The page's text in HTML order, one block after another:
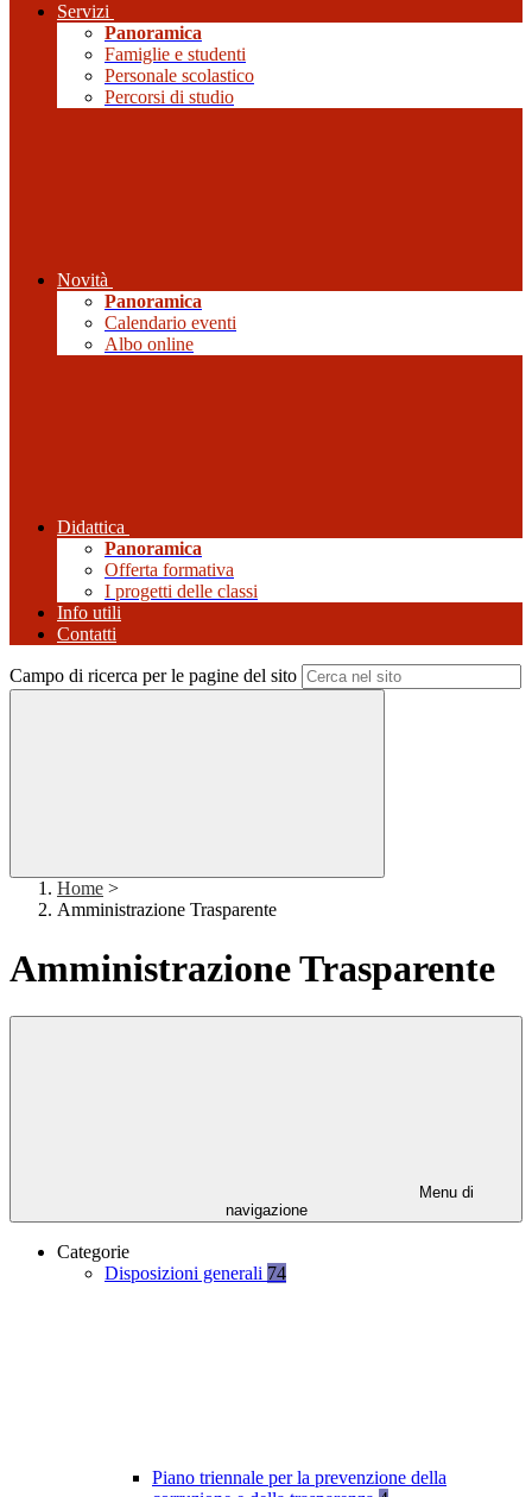
Servizi
Panoramica
Famiglie e studenti
Personale scolastico
Percorsi di studio
Novità
Panoramica
Calendario eventi
Albo online
Didattica
Panoramica
Offerta formativa
I progetti delle classi
Info utili
Contatti
Campo di ricerca per le pagine del sito
Home >
Amministrazione Trasparente
Amministrazione Trasparente
Menu di
navigazione
Categorie
Disposizioni generali 74
Piano triennale per la prevenzione della